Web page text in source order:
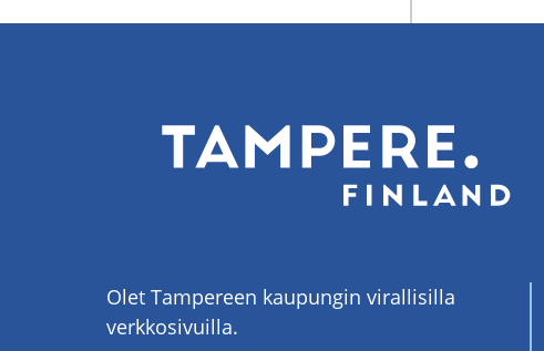
Olet Tampereen kaupungin virallisilla
verkkosivuilla.